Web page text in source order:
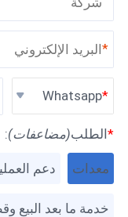
*
Whatsapp
*الطلب(مضاعفات):
معدات دعم
خدمة ما بعد البيع